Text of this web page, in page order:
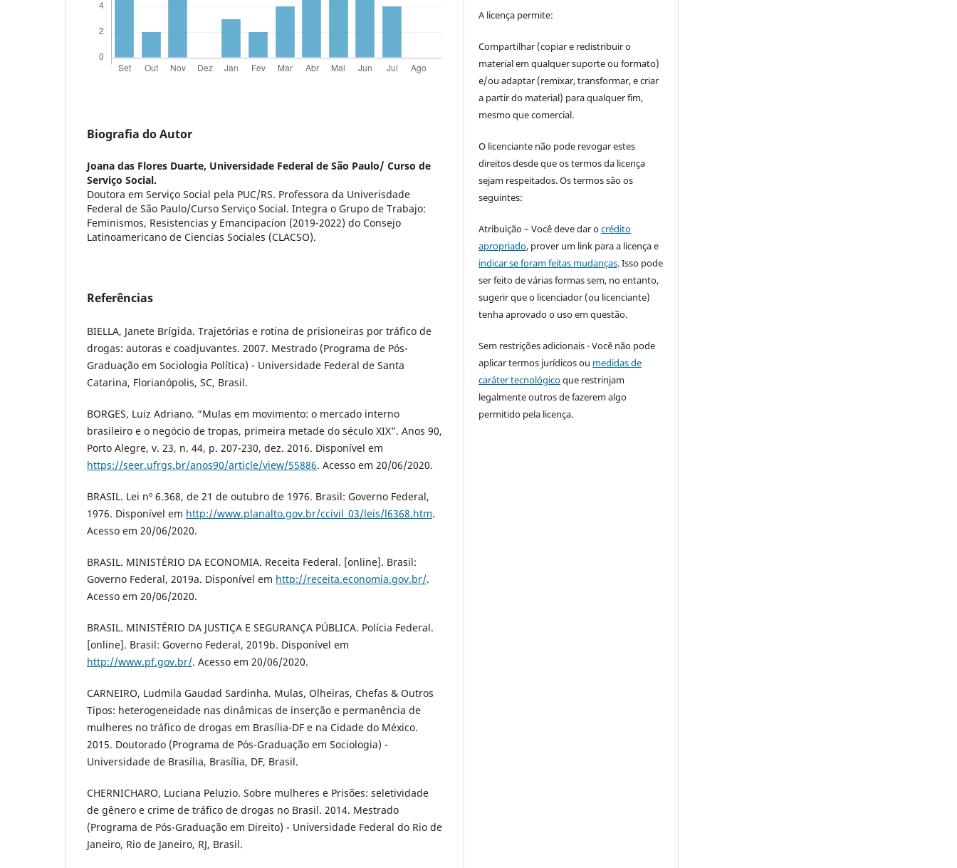
Biografia do Autor
Joana das Flores Duarte, Universidade Federal de São Paulo/ Curso de
Serviço Social.
Doutora em Serviço Social pela PUC/RS. Professora da Univerisdade
Federal de São Paulo/Curso Serviço Social. Integra o Grupo de Trabajo:
Feminismos, Resistencias y Emancipacíon (2019-2022) do Consejo
Latinoamericano de Ciencias Sociales (CLACSO).
Referências
BIELLA, Janete Brígida. Trajetórias e rotina de prisioneiras por tráfico de
drogas: autoras e coadjuvantes. 2007. Mestrado (Programa de Pós-
Graduação em Sociologia Política) - Universidade Federal de Santa
Catarina, Florianópolis, SC, Brasil.
BORGES, Luiz Adriano. “Mulas em movimento: o mercado interno
brasileiro e o negócio de tropas, primeira metade do século XIX”. Anos 90,
Porto Alegre, v. 23, n. 44, p. 207-230, dez. 2016. Disponível em
https://seer.ufrgs.br/anos90/article/view/55886. Acesso em 20/06/2020.
BRASIL. Lei nº 6.368, de 21 de outubro de 1976. Brasil: Governo Federal,
1976. Disponível em http://www.planalto.gov.br/ccivil_03/leis/l6368.htm.
Acesso em 20/06/2020.
BRASIL. MINISTÉRIO DA ECONOMIA. Receita Federal. [online]. Brasil:
Governo Federal, 2019a. Disponível em http://receita.economia.gov.br/.
Acesso em 20/06/2020.
BRASIL. MINISTÉRIO DA JUSTIÇA E SEGURANÇA PÚBLICA. Polícia Federal.
[online]. Brasil: Governo Federal, 2019b. Disponível em
http://www.pf.gov.br/. Acesso em 20/06/2020.
CARNEIRO, Ludmila Gaudad Sardinha. Mulas, Olheiras, Chefas & Outros
Tipos: heterogeneidade nas dinâmicas de inserção e permanência de
mulheres no tráfico de drogas em Brasília-DF e na Cidade do México.
2015. Doutorado (Programa de Pós-Graduação em Sociologia) -
Universidade de Brasília, Brasília, DF, Brasil.
CHERNICHARO, Luciana Peluzio. Sobre mulheres e Prisões: seletividade
de gênero e crime de tráfico de drogas no Brasil. 2014. Mestrado
(Programa de Pós-Graduação em Direito) - Universidade Federal do Rio de
Janeiro, Rio de Janeiro, RJ, Brasil.
A licença permite:
Compartilhar (copiar e redistribuir o
material em qualquer suporte ou formato)
e/ou adaptar (remixar, transformar, e criar
a partir do material) para qualquer fim,
mesmo que comercial.
O licenciante não pode revogar estes
direitos desde que os termos da licença
sejam respeitados. Os termos são os
seguintes:
Atribuição – Você deve dar ocrédito
apropriado, prover um link para a licença e
indicar se foram feitas mudanças. Isso pode
ser feito de várias formas sem, no entanto,
sugerir que o licenciador (ou licenciante)
tenha aprovado o uso em questão.
Sem restrições adicionais - Você não pode
aplicar termos jurídicos ou medidas de
caráter tecnológicoque restrinjam
legalmente outros de fazerem algo
permitido pela licença.